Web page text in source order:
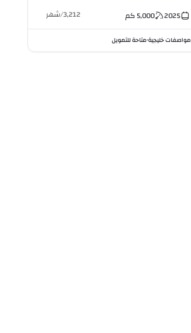
2025
5,000كم 3,212
/شهر
مواصفات خليجية•متاحة للتمويل